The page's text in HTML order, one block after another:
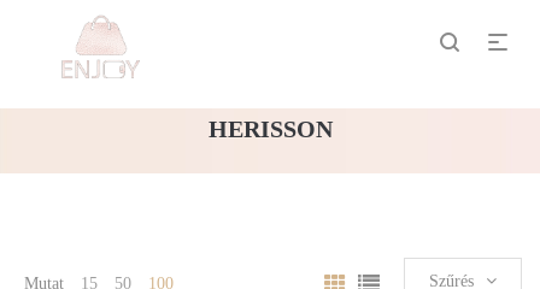
HERISSON
Mutat 15 50 100 Szűrés